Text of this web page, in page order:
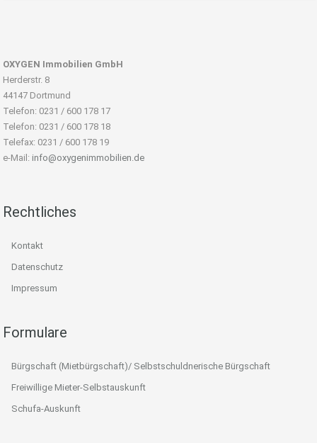
OXYGEN Immobilien GmbH
Herderstr. 8
44147 Dortmund
Telefon: 0231 / 600 178 17
Telefon: 0231 / 600 178 18
Telefax: 0231 / 600 178 19
e-Mail: info@oxygenimmobilien.de
Rechtliches
Kontakt
Datenschutz
Impressum
Formulare
Bürgschaft (Mietbürgschaft)/ Selbstschuldnerische Bürgschaft
Freiwillige Mieter-Selbstauskunft
Schufa-Auskunft